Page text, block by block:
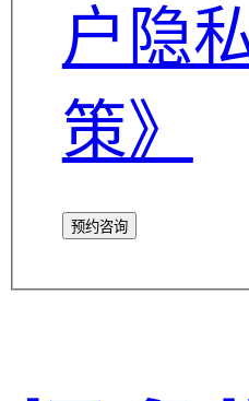
户隐
策》
预约咨询